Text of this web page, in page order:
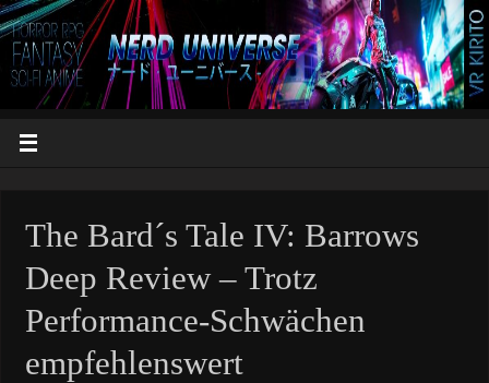
The Bard´s Tale IV: Barrows
Deep Review – Trotz
Performance-Schwächen
empfehlenswert